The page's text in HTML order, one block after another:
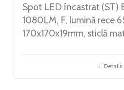
Spot LED încastrat (ST)
1080LM, F, lumină rece
170x170x19mm, sticlă
Details